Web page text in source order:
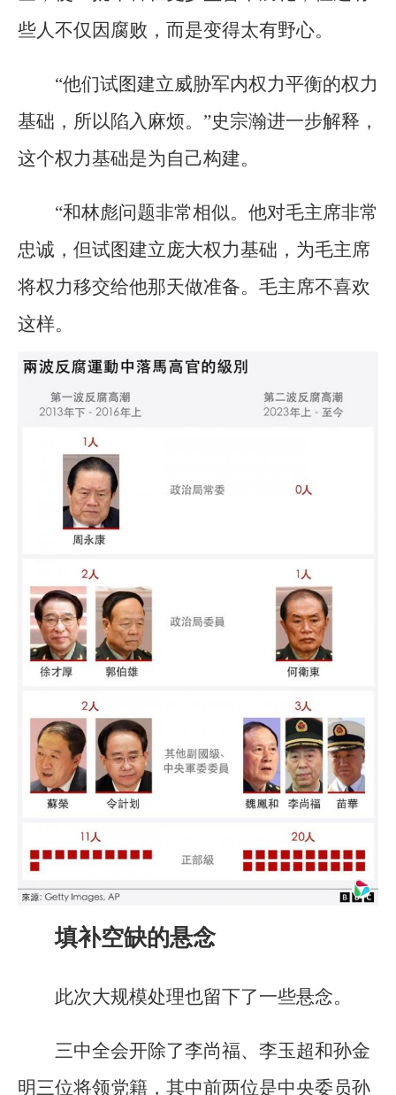
些人不仅因腐败，而是变得太有野心。
“他们试图建立威胁军内权力平衡的权力
基础，所以陷入麻烦。”史宗瀚进一步解释，
这个权力基础是为自己构建。
“和林彪问题非常相似。他对毛主席非常
忠诚，但试图建立庞大权力基础，为毛主席
将权力移交给他那天做准备。毛主席不喜欢
这样。
填补空缺的悬念
此次大规模处理也留下了一些悬念。
三中全会开除了李尚福、李玉超和孙金
明三位将领党籍，其中前两位是中央委员孙